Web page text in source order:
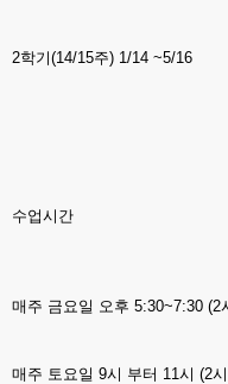
2학기(14/15주) 1/14 ~5/16
수업시간
매주 금요일 오후 5:30~7:30 (2
매주 토요일 9시 부터 11시 (2